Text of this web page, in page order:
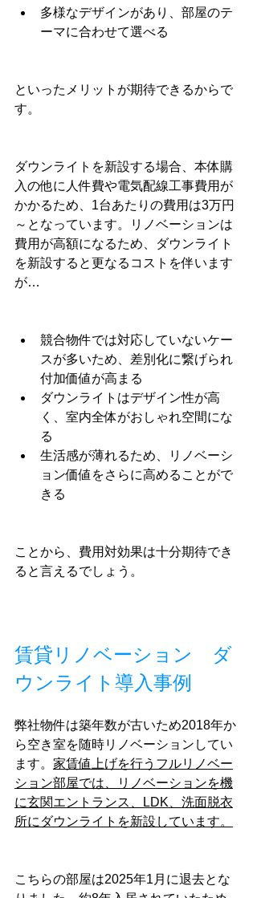
多様なデザインがあり、部屋のテ
ーマに合わせて選べる
といったメリットが期待できるからで
す。
ダウンライトを新設する場合、本体購
入の他に人件費や電気配線工事費用が
かかるため、1台あたりの費用は3万円
～となっています。リノベーションは
費用が高額になるため、ダウンライト
を新設すると更なるコストを伴います
が…
競合物件では対応していないケー
スが多いため、差別化に繋げられ
付加価値が高まる
ダウンライトはデザイン性が高
く、室内全体がおしゃれ空間にな
る
生活感が薄れるため、リノベーシ
ョン価値をさらに高めることがで
きる
ことから、費用対効果は十分期待でき
ると言えるでしょう。
賃貸リノベーション　ダ
ウンライト導入事例
弊社物件は築年数が古いため2018年か
ら空き室を随時リノベーションしてい
ます。 家賃値上げを行うフルリノベー
ション部屋では、リノベーションを機
に玄関エントランス、LDK、洗面脱衣
所にダウンライトを新設しています。
こちらの部屋は2025年1月に退去とな